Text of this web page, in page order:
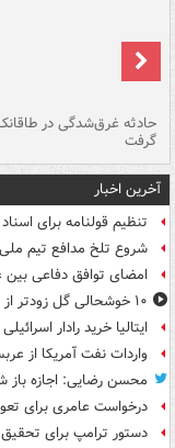
گرفت
آخرین اخبار
تنظیم قولنامه برای
شروع تلخ مدافع تیم
امضای توافق دفاعی بین
۱۰ خوشحالی گل زودتر از موعد
ایتالیا خرید رادار
واردات نفت آمریکا از
محسن رضایی: اجازه باز
درخواست عامری برای
دستور ترامپ برای